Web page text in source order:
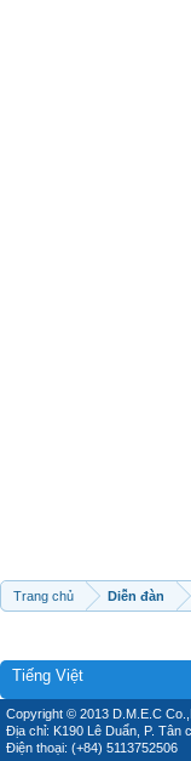
Trang chủ Diễn đàn
Tiếng Việt
Copyright © 2013 D.M.E.C
Địa chỉ: K190 Lê Duẩn, P. Tân
Điện thoại: (+84) 5113752506